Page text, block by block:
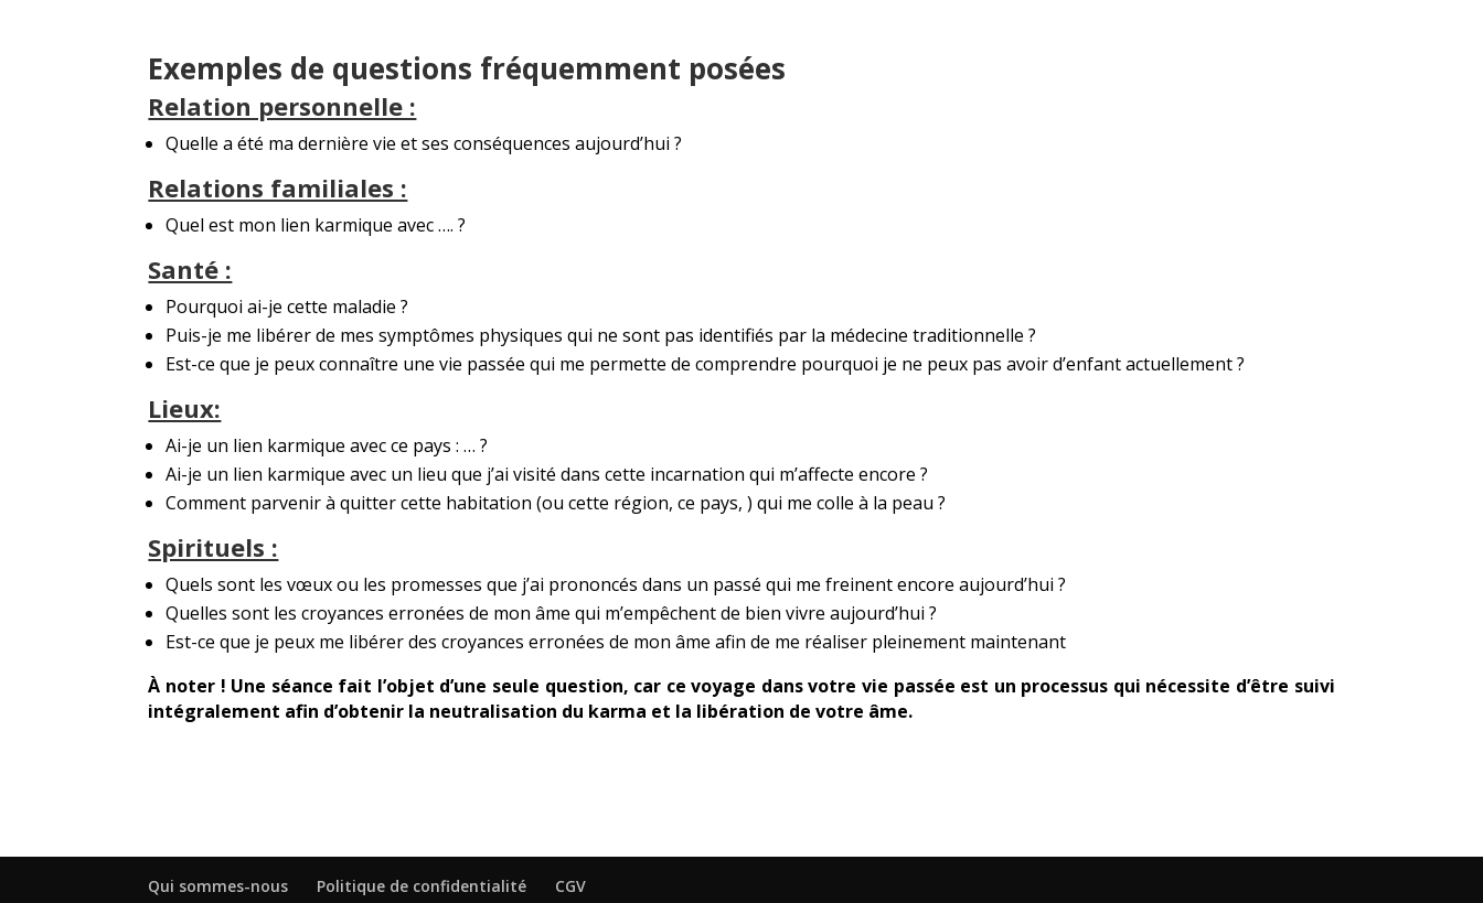
Exemples de questions fréquemment posées
Relation personnelle :
Quelle a été ma dernière vie et ses conséquences aujourd’hui ?
Relations familiales :
Quel est mon lien karmique avec …. ?
Santé :
Pourquoi ai-je cette maladie ?
Puis-je me libérer de mes symptômes physiques qui ne sont pas identifiés par la médecine traditionnelle ?
Est-ce que je peux connaître une vie passée qui me permette de comprendre pourquoi je ne peux pas avoir d’enfant actuellement ?
Lieux:
Ai-je un lien karmique avec ce pays : … ?
Ai-je un lien karmique avec un lieu que j’ai visité dans cette incarnation qui m’affecte encore ?
Comment parvenir à quitter cette habitation (ou cette région, ce pays, ) qui me colle à la peau ?
Spirituels :
Quels sont les vœux ou les promesses que j’ai prononcés dans un passé qui me freinent encore aujourd’hui ?
Quelles sont les croyances erronées de mon âme qui m’empêchent de bien vivre aujourd’hui ?
Est-ce que je peux me libérer des croyances erronées de mon âme afin de me réaliser pleinement maintenant
À noter ! Une séance fait l’objet d’une seule question, car ce voyage dans votre vie passée est un processus qui nécessite d’être suivi
intégralement afin d’obtenir la neutralisation du karma et la libération de votre âme.
Qui sommes-nous Politique de confidentialité CGV